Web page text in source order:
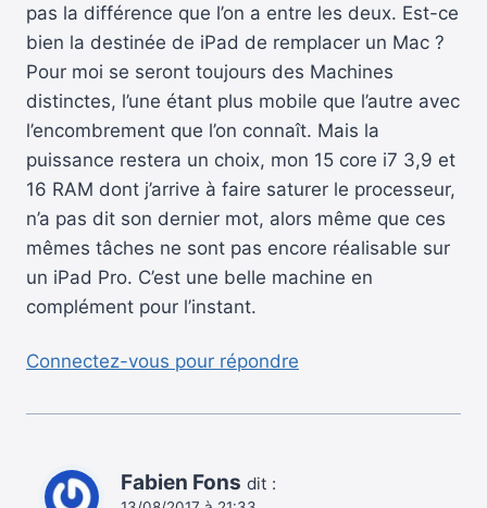
pas la différence que l’on a entre les deux. Est-ce
bien la destinée de iPad de remplacer un Mac ?
Pour moi se seront toujours des Machines
distinctes, l’une étant plus mobile que l’autre avec
l’encombrement que l’on connaît. Mais la
puissance restera un choix, mon 15 core i7 3,9 et
16 RAM dont j’arrive à faire saturer le processeur,
n’a pas dit son dernier mot, alors même que ces
mêmes tâches ne sont pas encore réalisable sur
un iPad Pro. C’est une belle machine en
complément pour l’instant.
Connectez-vous pour répondre
Fabien Fons dit :